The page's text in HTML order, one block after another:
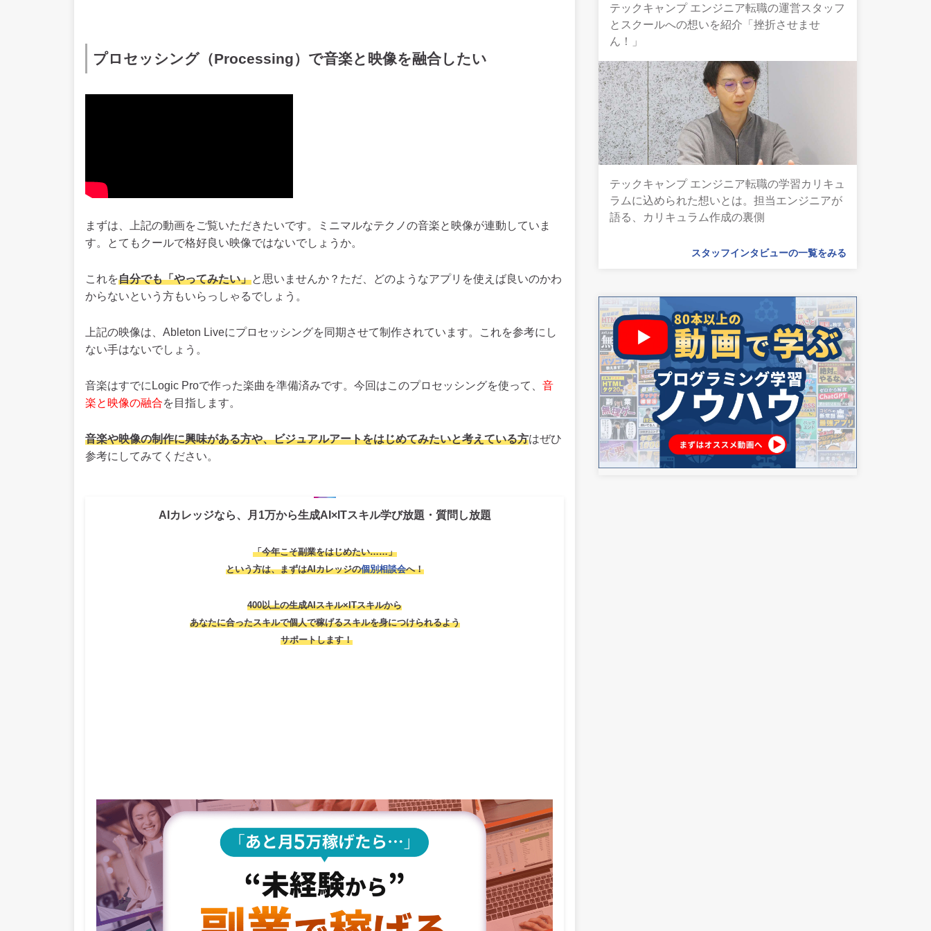
プロセッシング（Processing）で音楽と映像を融合したい
まずは、上記の動画をご覧いただきたいです。ミニマルなテクノの音楽と映像が連動していま
す。とてもクールで格好良い映像ではないでしょうか。
これを自分でも「やってみたい」と思いませんか？ただ、どのようなアプリを使えば良いのかわ
からないという方もいらっしゃるでしょう。
上記の映像は、Ableton Liveにプロセッシングを同期させて制作されています。これを参考にし
ない手はないでしょう。
音楽はすでにLogic Proで作った楽曲を準備済みです。今回はこのプロセッシングを使って、 音
楽と映像の融合を目指します。
音楽や映像の制作に興味がある方や、ビジュアルアートをはじめてみたいと考えている方はぜひ
参考にしてみてください。
AIカレッジなら、月1万から生成AI×ITスキル学び放題・質問し放題
「今年こそ副業をはじめたい……」
という方は、まずはAIカレッジの個別相談会へ！
400以上の生成AIスキル×ITスキルから
あなたに合ったスキルで個人で稼げるスキルを身につけられるよう
サポートします！
テックキャンプ エンジニア転職の運営スタッフ
とスクールへの想いを紹介「挫折させませ
ん！」
テックキャンプ エンジニア転職の学習カリキュ
ラムに込められた想いとは。担当エンジニアが
語る、カリキュラム作成の裏側
スタッフインタビューの一覧をみる